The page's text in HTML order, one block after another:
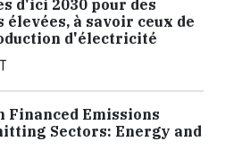
d'ici 2030 pour des
élevées, à savoir ceux de
d'électricité
Financed Emissions
Sectors: Energy and